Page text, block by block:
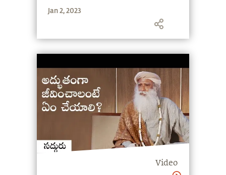
Jan 2, 2023
Video